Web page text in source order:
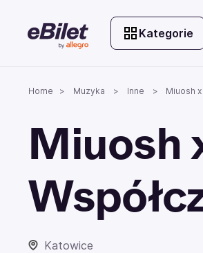
Kategorie
Home Muzyka Inne Miuosh
Miuosh
Katowice